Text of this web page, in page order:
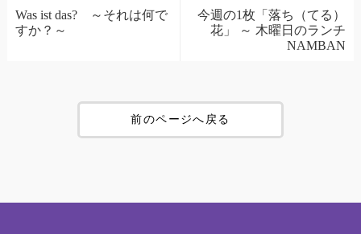
Was ist das? ～それは何で
すか？～
今週の1枚「落ち（てる）
花」 ～ 木曜日のランチ
NAMBAN
前のページへ戻る